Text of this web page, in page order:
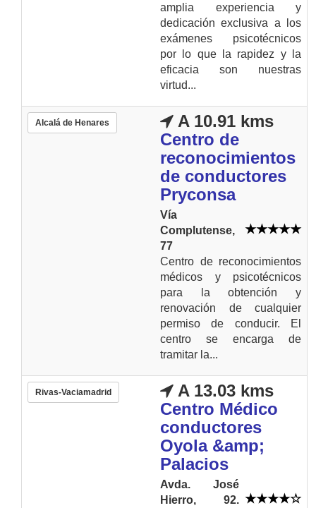
amplia experiencia y
dedicación exclusiva a los
exámenes psicotécnicos
por lo que la rapidez y la
eficacia son nuestras
virtud...
Alcalá de Henares
A 10.91 kms
Centro de
reconocimientos
de conductores
Pryconsa
Vía
Complutense,
77
Centro de reconocimientos
médicos y psicotécnicos
para la obtención y
renovación de cualquier
permiso de conducir. El
centro se encarga de
tramitar la...
Rivas-Vaciamadrid
A 13.03 kms
Centro Médico
conductores
Oyola &amp;
Palacios
Avda. José
Hierro, 92.